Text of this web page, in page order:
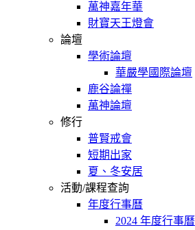
萬神嘉年華
財寶天王燈會
論壇
學術論壇
華嚴學國際論壇
鹿谷論禪
萬神論壇
修行
普賢戒會
短期出家
夏、冬安居
活動/課程查詢
年度行事曆
2024 年度行事曆